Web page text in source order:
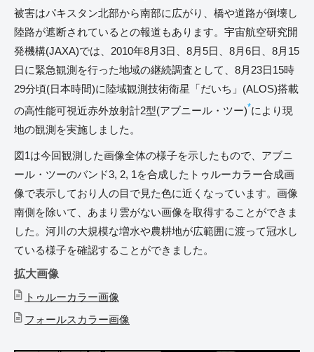
被害はパキスタン北部から南部に広がり、橋や道路が倒壊し
陸路が遮断されているとの報道もあります。宇宙航空研究開
発機構(JAXA)では、2010年8月3日、8月5日、8月6日、8月15
日に緊急観測を行った地域の継続調査として、8月23日15時
29分頃(日本時間)に陸域観測技術衛星「だいち」(ALOS)搭載
の高性能可視近赤外放射計2型(アブニール・ツー)*により現
地の観測を実施しました。
図1は今回観測した画像全体の様子を示したもので、アブニ
ール・ツーのバンド3, 2, 1を合成したトゥルーカラー合成画
像で表示しており人の目で見た色に近くなっています。画像
南側を除いて、あまり雲がない画像を取得することができま
した。河川の大規模な増水や農耕地が広範囲に渡って冠水し
ている様子を確認することができました。
拡大画像
トゥルーカラー画像
フォールスカラー画像